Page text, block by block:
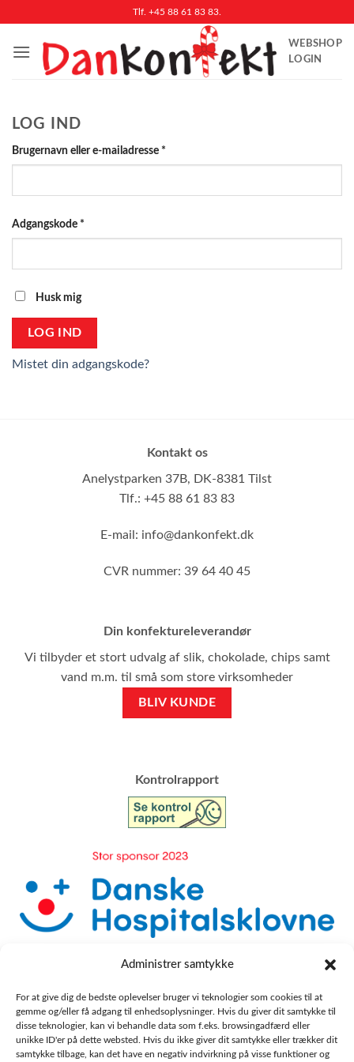
Administrer samtykke
For at give dig de bedste oplevelser bruger vi teknologier som cookies til at
gemme og/eller få adgang til enhedsoplysninger. Hvis du giver dit samtykke til
disse teknologier, kan vi behandle data som f.eks. browsingadfærd eller
unikke ID'er på dette websted. Hvis du ikke giver dit samtykke eller trækker dit
samtykke tilbage, kan det have en negativ indvirkning på visse funktioner og
indhold
Tlf. +45 88 61 83 83.
WEBSHOP
LOGIN
LOG IND
Brugernavn eller e-mailadresse *
Adgangskode *
Husk mig
LOG IND
Mistet din adgangskode?
Kontakt os
Anelystparken 37B, DK-8381 Tilst
Tlf.: +45 88 61 83 83
E-mail: info@dankonfekt.dk
CVR nummer: 39 64 40 45
Din konfektureleverandør
Vi tilbyder et stort udvalg af slik, chokolade, chips samt
vand m.m. til små som store virksomheder
BLIV KUNDE
​Kontrolrapport